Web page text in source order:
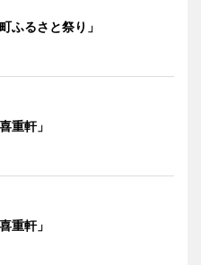
ふるさと祭り」
重軒」
重軒」